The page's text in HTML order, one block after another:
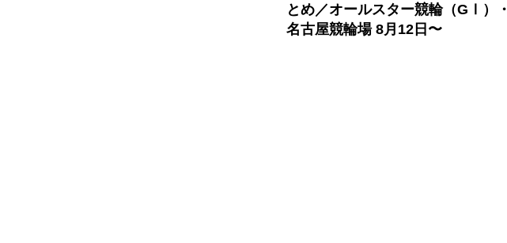
とめ／オールスター競輪（GⅠ）・
名古屋競輪場 8月12日〜